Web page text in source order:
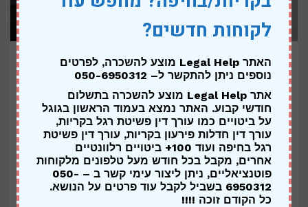
איך מתמודדים עם חובות של מאות אלפי
שקלים בעקבות המלחמה?
לרובינו, חובות כספיים של עשרות, מאות ומיליוני שקלים
נראים כחובות דמיוניים – אך, המציאות היומיומית מוכיחה
שקל מאוד ליצור חובות
12 בדצמבר 2023 Legal Help
לקוחות חדשים?
האתר Legal Help מוצע להשכרה,
לפרטים
נוספים ניתן להתקשר ל– 050-6950312
אתר Legal Help מוצע להשכרה בתשלום
חודשי קבוע. האתר נמצא בעמוד הראשון בגוגל
על ביטויים כמו עורך דין פשיטת רגל בקריות,
עורך דין חדלות פירעון בקריות, עורך דין פשיטת
רגל בחיפה ועוד 100+ ביטויים רלוונטיים
אחרים, מקבל בכל חודש מעל טלפונים מלקוחות
פוטנציאליים, ניתן ליצור עימי קשר ב – 050-
6950312 בשביל לקבל עוד פרטים על הנושא.
כל הקודם זוכה !!!!